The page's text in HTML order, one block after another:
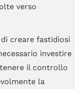
verso
creare fastidiosi
investire
il controllo
la